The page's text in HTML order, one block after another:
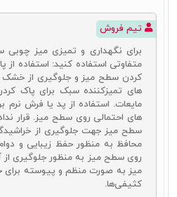
میز چوبی روی این محصول نیز تمرکز
ممکن است یکی از بهترین گزینه‌ها برای
فروشگاه دکورال تنوع جذابی از این
راهنمای خرید بهترین میز
خرید بهترین و مناسب‌ترین میز چوبی
باره را دارد. سعی کردیم تا به این
محصولات مختلف به شما ارائه کنیم. در
چوبی با شما همراه هستیم. در این
شما مرور خواهیم کرد که می‌توانید از
میز چوبیمورد استفاده در خانه بهره
نکات بسیار جذاب خواهد بود.
تیم فروش
برای نگهداری و تمیزی میز چوبی
متفاوتی استفاده کنید: استفاده از
کردن سطح میز و جلوگیری از خشک
های تمیزکننده سبک برای پاک
مایعات. استفاده از پد یا فرش
های احتمالی روی سطح میز. قرار
سطح میز جهت جلوگیری از
محافظ به منظور حفظ زیبایی و
روی سطح میز به منظور جلوگیری
میز به صورت منظم و پیوسته برای
کثیفی‌ها.